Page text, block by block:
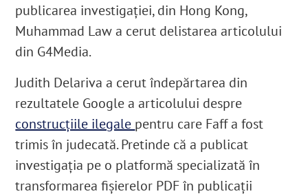
publicarea investigației, din Hong Kong,
Muhammad Law a cerut delistarea articolului
din G4Media.
Judith Delariva a cerut îndepărtarea din
rezultatele Google a articolului despre
construcțiile ilegale pentru care Faff a fost
trimis în judecată. Pretinde că a publicat
investigația pe o platformă specializată în
transformarea fișierelor PDF în publicații